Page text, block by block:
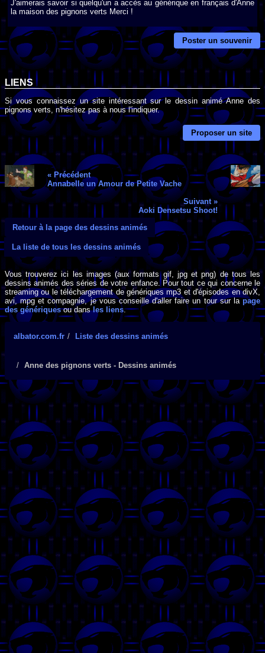
J'aimerais savoir si quelqu'un a accès au générique en français d'Anne
la maison des pignons verts Merci !
Poster un souvenir
LIENS
Si vous connaissez un site intéressant sur le dessin animé Anne des
pignons verts, n'hésitez pas à nous l'indiquer.
Proposer un site
« Précédent
Annabelle un Amour de Petite Vache
Suivant »
Aoki Densetsu Shoot!
Retour à la page des dessins animés
La liste de tous les dessins animés
Vous trouverez ici les images (aux formats gif, jpg et png) de tous les
dessins animés des séries de votre enfance. Pour tout ce qui concerne le
streaming ou le téléchargement de génériques mp3 et d'épisodes en divX,
avi, mpg et compagnie, je vous conseille d'aller faire un tour sur lapage
des génériquesou dansles liens.
albator.com.fr Liste des dessins animés
Anne des pignons verts - Dessins animés